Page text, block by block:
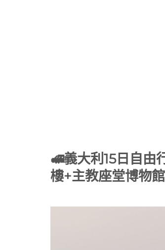
🚅義大利15日自由
樓+主教座堂博物